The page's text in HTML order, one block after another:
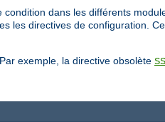
dans les différents
les directives de configuration.
exemple, la directive obsolète